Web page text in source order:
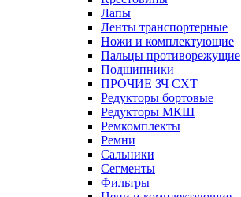
Лапы
Ленты транспортерные
Ножи и комплектующие
Пальцы противорежущие
Подшипники
ПРОЧИЕ ЗЧ СХТ
Редукторы бортовые
Редукторы МКШ
Ремкомплекты
Ремни
Сальники
Сегменты
Фильтры